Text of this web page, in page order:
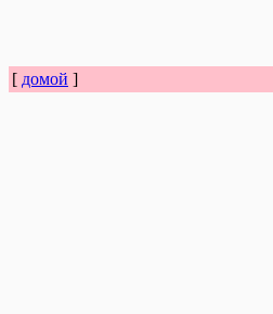
[ домой ]